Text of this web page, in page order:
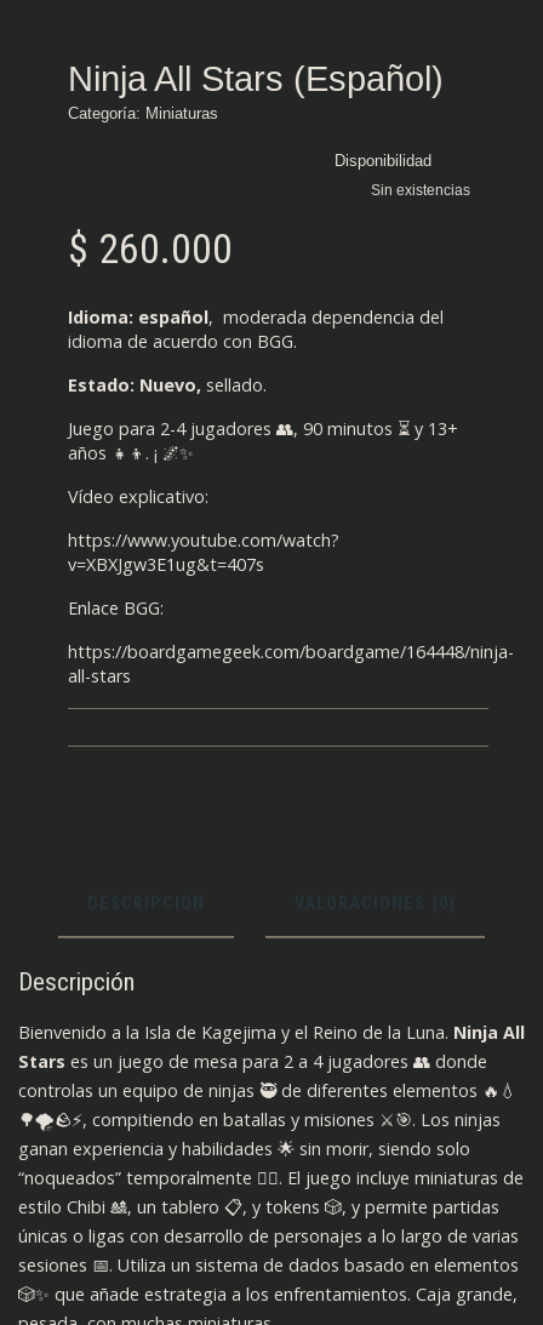
Ninja All Stars (Español)
Categoría: Miniaturas
Disponibilidad
Sin existencias
$ 260.000
Idioma: español, moderada dependencia del
idioma de acuerdo con BGG.
Estado: Nuevo, sellado.
Juego para 2-4 jugadores 👥, 90 minutos ⏳ y 13+
años 👧👦. ¡ 🌌✨
Vídeo explicativo:
https://www.youtube.com/watch?
v=XBXJgw3E1ug&t=407s
Enlace BGG:
https://boardgamegeek.com/boardgame/164448/ninja-
all-stars
Descripción
Bienvenido a la Isla de Kagejima y el Reino de la Luna. Ninja All
Stars es un juego de mesa para 2 a 4 jugadores 👥 donde
controlas un equipo de ninjas 🥷 de diferentes elementos 🔥💧
🌳🌪️🪨⚡, compitiendo en batallas y misiones ⚔️🎯. Los ninjas
ganan experiencia y habilidades 🌟 sin morir, siendo solo
“noqueados” temporalmente 😵‍💫. El juego incluye miniaturas de
estilo Chibi 🎎, un tablero 📋, y tokens 🎲, y permite partidas
únicas o ligas con desarrollo de personajes a lo largo de varias
sesiones 📅. Utiliza un sistema de dados basado en elementos
🎲✨ que añade estrategia a los enfrentamientos. Caja grande,